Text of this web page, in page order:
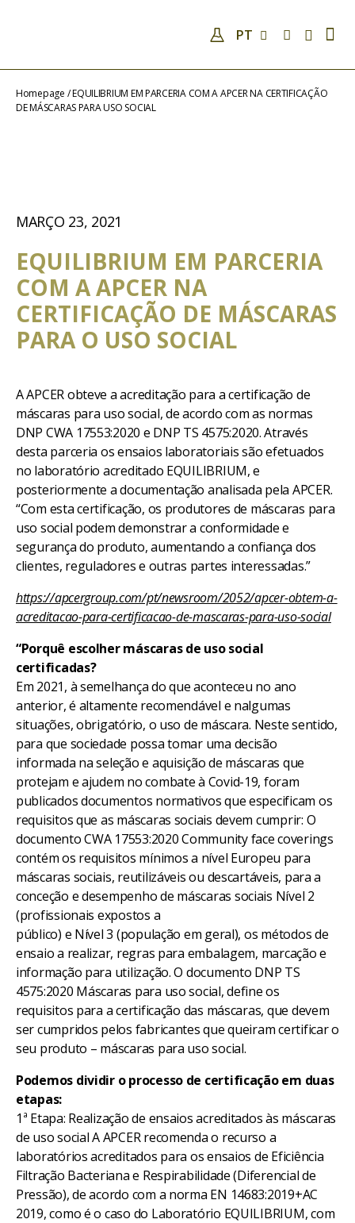
PT
Homepage /EQUILIBRIUM EM PARCERIA COM A APCER NA CERTIFICAÇÃO
DE MÁSCARAS PARA USO SOCIAL
MARÇO 23, 2021
EQUILIBRIUM EM PARCERIA
COM A APCER NA
CERTIFICAÇÃO DE MÁSCARAS
PARA O USO SOCIAL
A APCER obteve a acreditação para a certificação de
máscaras para uso social, de acordo com as normas
DNP CWA 17553:2020 e DNP TS 4575:2020. Através
desta parceria os ensaios laboratoriais são efetuados
no laboratório acreditado EQUILIBRIUM, e
posteriormente a documentação analisada pela APCER.
“Com esta certificação, os produtores de máscaras para
uso social podem demonstrar a conformidade e
segurança do produto, aumentando a confiança dos
clientes, reguladores e outras partes interessadas.”
https://apcergroup.com/pt/newsroom/2052/apcer-obtem-a-
acreditacao-para-certificacao-de-mascaras-para-uso-social
“Porquê escolher máscaras de uso social
certificadas?
Em 2021, à semelhança do que aconteceu no ano
anterior, é altamente recomendável e nalgumas
situações, obrigatório, o uso de máscara. Neste sentido,
para que sociedade possa tomar uma decisão
informada na seleção e aquisição de máscaras que
protejam e ajudem no combate à Covid-19, foram
publicados documentos normativos que especificam os
requisitos que as máscaras sociais devem cumprir: O
documento CWA 17553:2020 Community face coverings
contém os requisitos mínimos a nível Europeu para
máscaras sociais, reutilizáveis ou descartáveis, para a
conceção e desempenho de máscaras sociais Nível 2
(profissionais expostos a
público) e Nível 3 (população em geral), os métodos de
ensaio a realizar, regras para embalagem, marcação e
informação para utilização. O documento DNP TS
4575:2020 Máscaras para uso social, define os
requisitos para a certificação das máscaras, que devem
ser cumpridos pelos fabricantes que queiram certificar o
seu produto – máscaras para uso social.
Podemos dividir o processo de certificação em duas
etapas:
1ª Etapa: Realização de ensaios acreditados às máscaras
de uso social A APCER recomenda o recurso a
laboratórios acreditados para os ensaios de Eficiência
Filtração Bacteriana e Respirabilidade (Diferencial de
Pressão), de acordo com a norma EN 14683:2019+AC
2019, como é o caso do Laboratório EQUILIBRIUM, com